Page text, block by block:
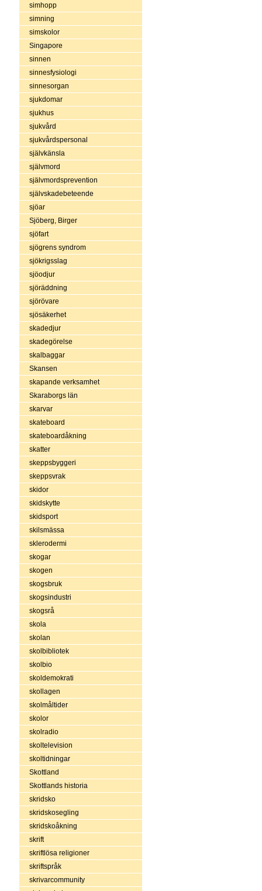
simhopp
simning
simskolor
Singapore
sinnen
sinnesfysiologi
sinnesorgan
sjukdomar
sjukhus
sjukvård
sjukvårdspersonal
självkänsla
självmord
självmordsprevention
självskadebeteende
sjöar
Sjöberg, Birger
sjöfart
sjögrens syndrom
sjökrigsslag
sjöodjur
sjöräddning
sjörövare
sjösäkerhet
skadedjur
skadegörelse
skalbaggar
Skansen
skapande verksamhet
Skaraborgs län
skarvar
skateboard
skateboardåkning
skatter
skeppsbyggeri
skeppsvrak
skidor
skidskytte
skidsport
skilsmässa
sklerodermi
skogar
skogen
skogsbruk
skogsindustri
skogsrå
skola
skolan
skolbibliotek
skolbio
skoldemokrati
skollagen
skolmåltider
skolor
skolradio
skoltelevision
skoltidningar
Skottland
Skottlands historia
skridsko
skridskosegling
skridskoåkning
skrift
skriftlösa religioner
skriftspråk
skrivarcommunity